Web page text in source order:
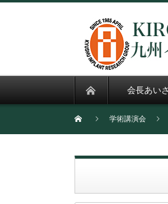
会長あい
学術講演会